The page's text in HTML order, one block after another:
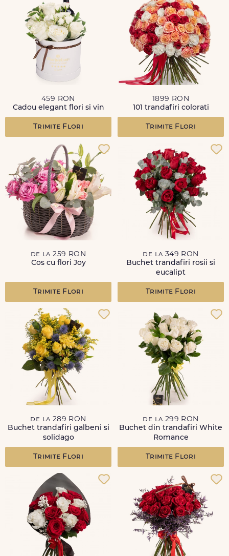
459 RON
Cadou elegant flori si vin
Trimite Flori
1899 RON
101 trandafiri colorati
Trimite Flori
de la 259 RON
Cos cu flori Joy
Trimite Flori
de la 349 RON
Buchet trandafiri rosii si
eucalipt
Trimite Flori
de la 289 RON
Buchet trandafiri galbeni si
solidago
Trimite Flori
de la 299 RON
Buchet din trandafiri White
Romance
Trimite Flori